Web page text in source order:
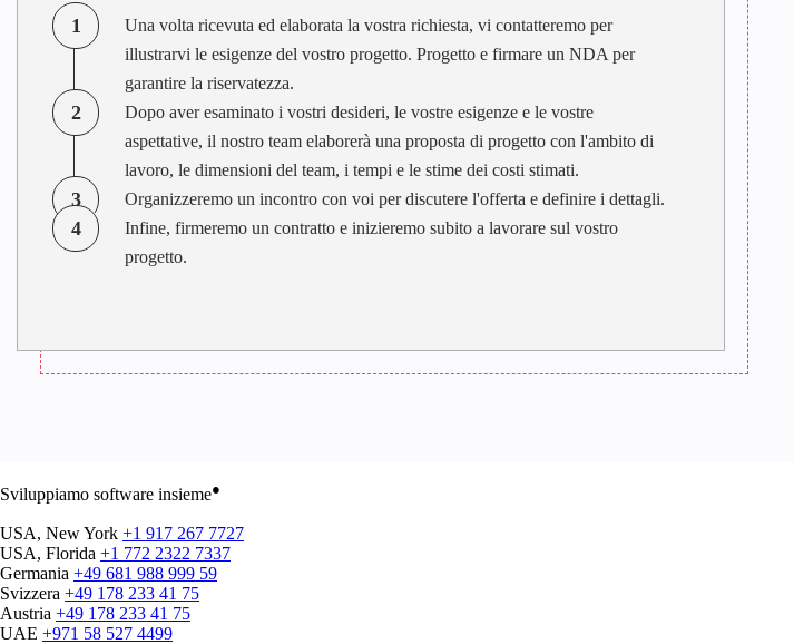
1
Una volta ricevuta ed elaborata la vostra richiesta, vi contatteremo per
illustrarvi le esigenze del vostro progetto. Progetto e firmare un NDA per
garantire la riservatezza.
2
Dopo aver esaminato i vostri desideri, le vostre esigenze e le vostre
aspettative, il nostro team elaborerà una proposta di progetto con l'ambito di
lavoro, le dimensioni del team, i tempi e le stime dei costi stimati.
3 Organizzeremo un incontro con voi per discutere l'offerta e definire i dettagli.
4
Infine, firmeremo un contratto e inizieremo subito a lavorare sul vostro
progetto.
Sviluppiamo software insieme●
USA, New York +1 917 267 7727
USA, Florida +1 772 2322 7337
Germania +49 681 988 999 59
Svizzera +49 178 233 41 75
Austria +49 178 233 41 75
UAE +971 58 527 4499